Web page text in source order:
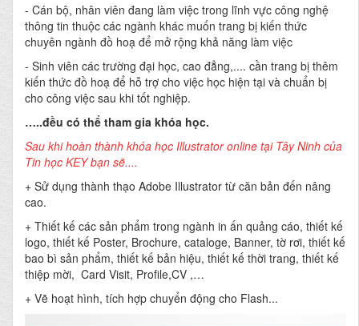
- Cán bộ, nhân viên đang làm việc trong lĩnh vực công nghệ
thông tin thuộc các ngành khác muốn trang bị kiến thức
chuyên ngành đồ hoạ để mở rộng khả năng làm việc
- Sinh viên các trường đại học, cao đẳng,.... cần trang bị thêm
kiến thức đồ hoạ để hỗ trợ cho việc học hiện tại và chuẩn bị
cho công việc sau khi tốt nghiệp.
…..đều có thể tham gia khóa học.
Sau khi hoàn thành khóa học Illustrator online tại Tây Ninh của
Tin học KEY bạn sẽ....
+ Sử dụng thành thạo Adobe Illustrator từ căn bản đến nâng
cao.
+ Thiết kế các sản phẩm trong ngành in ấn quảng cáo, thiết kế
logo, thiết kế Poster, Brochure, cataloge, Banner, tờ rơi, thiết kế
bao bì sản phẩm, thiết kế bản hiệu, thiết kế thời trang, thiết kế
thiệp mời, Card Visit, Profile,CV ,…
+ Vẽ hoạt hình, tích hợp chuyển động cho Flash...